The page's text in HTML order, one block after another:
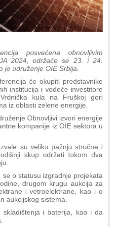
posvećena obnovljivim
2024, održaće se 23. i 24.
je udruženje OIE Srbija.
će okupiti predstavnike
institucija i vodeće investitore
kula na Fruškoj gori
iz oblasti zelene energije.
Obnovljivi izvori energije
kompanije iz OIE sektora u
su veliku pažnju stručne i
skup održati tokom dva
se o statusu izgradnje projekata
drugom krugu aukcija za
i vetroelektrane, kao i o
aukcijskog sistema.
i baterija, kao i da